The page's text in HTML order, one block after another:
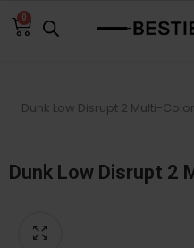
0
Dunk Low Disrupt 2 Multi-Color
Dunk Low Disrupt 2